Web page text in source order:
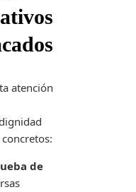
atención
de